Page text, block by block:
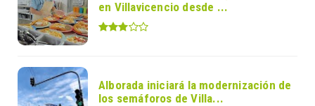
en Villavicencio desde ...
Alborada iniciará la modernización de
los semáforos de Villa...